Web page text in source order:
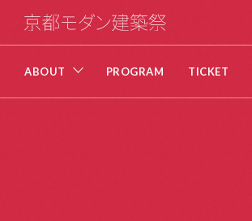
ABOUT PROGRAM TICKET